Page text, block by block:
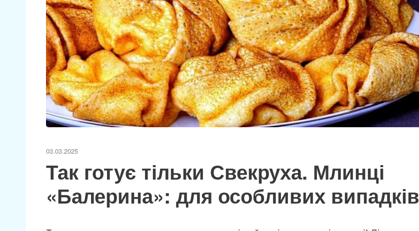
03.03.2025
Так готує тільки Свекруха. Млинці
«Балерина»: для особливих випадків